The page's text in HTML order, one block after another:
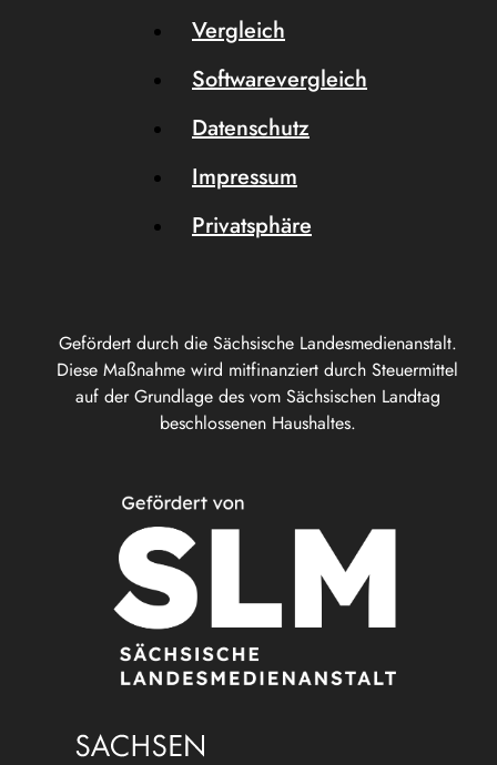
Gefördert durch die Sächsische Landesmedienanstalt.
Diese Maßnahme wird mitfinanziert durch Steuermittel
auf der Grundlage des vom Sächsischen Landtag
beschlossenen Haushaltes.
Vergleich
Softwarevergleich
Datenschutz
Impressum
Privatsphäre